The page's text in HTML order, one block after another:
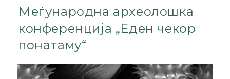
Меѓународна археолошка
конференција „Еден чекор
понатаму“